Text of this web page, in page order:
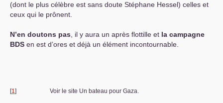
(dont le plus célèbre est sans doute Stéphane Hessel) celles et
ceux qui le prônent.
N’en doutons pas , il y aura un après flottille et la campagne
BDS en est d’ores et déjà un élément incontournable.
[1] Voir le site Un bateau pour Gaza.